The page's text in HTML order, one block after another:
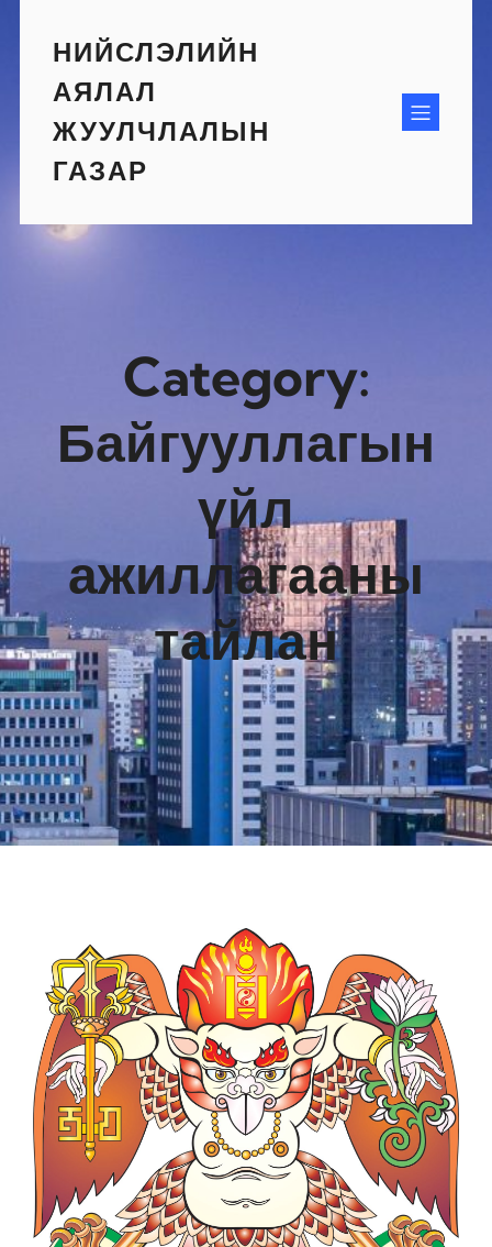
contentНИЙСЛЭЛИЙН
АЯЛАЛ
ЖУУЛЧЛАЛЫН
ГАЗАР
Category:
Байгууллагын
үйл
ажиллагааны
тайлан